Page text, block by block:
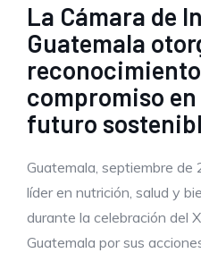
La Cámara de
Guatemala
compromiso
futuro
Guatemala, septiembre
líder en nutrición, salud y
durante la celebración del
Guatemala por sus